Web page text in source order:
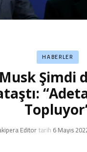
HABERLER
Şimdi
Editortarih 6 Mayıs